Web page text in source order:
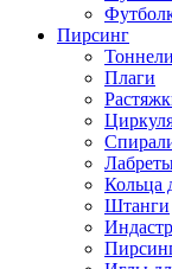
Пирсинг
Тоннели
Плаги
Кольца
Штанги